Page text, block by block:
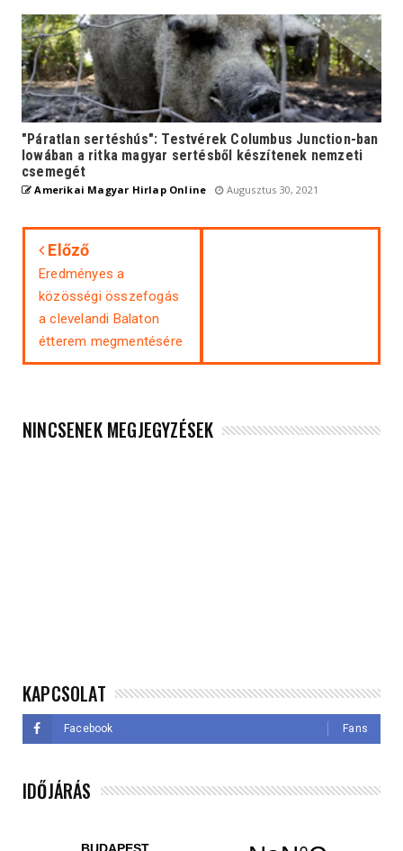
"Páratlan sertéshús": Testvérek Columbus Junction-ban
Iowában a ritka magyar sertésből készítenek nemzeti
csemegét
Amerikai Magyar Hirlap Online Augusztus 30, 2021
Előző
Eredményes a
közösségi összefogás
a clevelandi Balaton
étterem megmentésére
NINCSENEK MEGJEGYZÉSEK
KAPCSOLAT
Facebook Fans
IDŐJÁRÁS